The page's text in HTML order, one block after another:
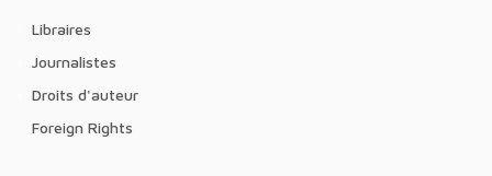
Libraires
Journalistes
Droits d'auteur
Foreign Rights